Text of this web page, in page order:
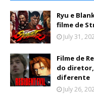
Ryu e
filme de
July 31,
Filme de
do
diferente
July 26,